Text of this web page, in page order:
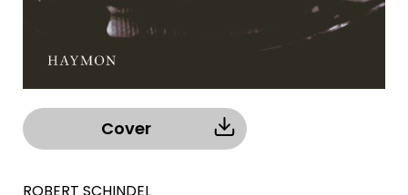
Cover
ROBERT SCHINDEL